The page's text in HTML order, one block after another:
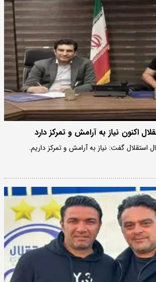
اکنون نیاز به آرامش و تمرکز دارد
استقلال گفت: نیاز به آرامش و تمرکز داریم.